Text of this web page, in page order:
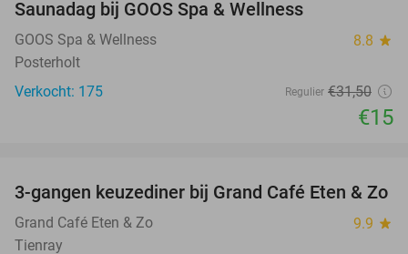
Saunadag bij GOOS Spa & Wellness
GOOS Spa & Wellness 8.8 star
Posterholt
Verkocht: 175
Regulier €31,50
€15
31%
3-gangen keuzediner bij Grand Café Eten & Zo
Grand Café Eten & Zo 9.9 star
Tienray